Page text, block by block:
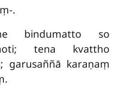
.
bindumatto so
tena kvattho
garusaññā karaṇaṃ